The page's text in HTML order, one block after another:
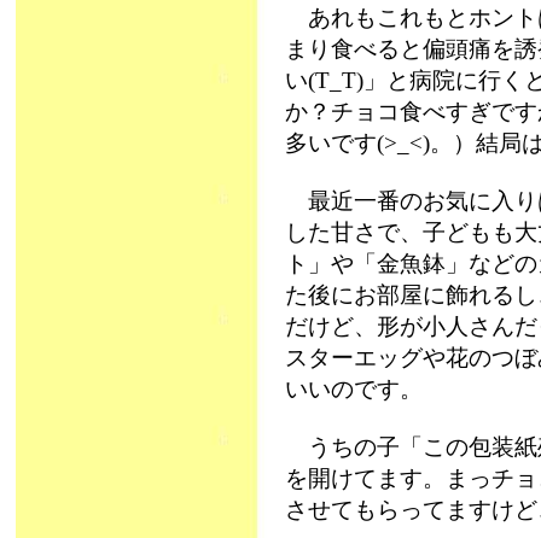
あれもこれもとホント
まり食べると偏頭痛を
い(T_T)」と病院に行く
か？チョコ食べすぎで
多いです(>_<)。）結局
最近一番のお気に入り
した甘さで、子どもも
ト」や「金魚鉢」など
た後にお部屋に飾れる
だけど、形が小人さん
スターエッグや花のつ
いいのです。
うちの子「この包装紙
を開けてます。まっチ
させてもらってますけ